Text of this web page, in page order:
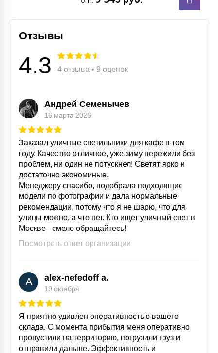
Отзывы
4.3 4 отзыва • 9 оценок
Андрей Семенычев
16 марта 2026
Заказал уличные светильники для кафе в том
году. Качество отличное, уже зиму пережили без
проблем, ни один не потускнел! Светят ярко и
достаточно экономиные.
Менеджеру спасибо, подобрала подходящие
модели по фотографии и дала нормальные
рекомендации, потому что я не шарю, что для
улицы можно, а что нет. Кто ищет уличный свет в
Москве - смело обращайтесь!
Посмотреть ответ организации
A alex-nefedoff a.
19 октября
Я приятно удивлен оперативностью вашего
склада. С момента прибытия меня оперативно
пропустили на территорию, погрузили груз и
отправили дальше. Эффективность и